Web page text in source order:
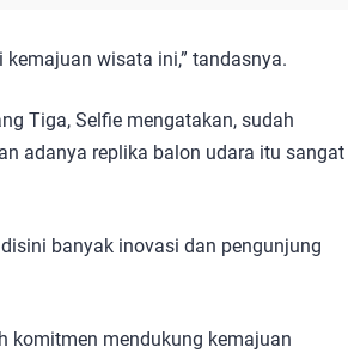
wisata ini,” tandasnya.
Tiga, Selfie mengatakan, sudah
adanya replika balon udara itu sangat
banyak inovasi dan pengunjung
komitmen mendukung kemajuan